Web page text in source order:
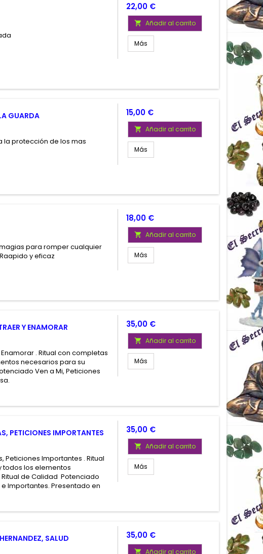
Precio
22,00 €
 Añadir al carrito
Más
GUARDA
la protección de los mas
Precio
15,00 €
 Añadir al carrito
Más
para romper cualquier
y eficaz
Precio
18,00 €
 Añadir al carrito
Más
Y ENAMORAR
. Ritual con completas
necesarios para su
Ven a Mi, Peticiones
Precio
35,00 €
 Añadir al carrito
Más
PETICIONES IMPORTANTES
Peticiones Importantes . Ritual
todos los elementos
de Calidad Potenciado
Importantes. Presentado en
Precio
35,00 €
 Añadir al carrito
Más
SALUD Precio
35,00 €
 Añadir al carrito